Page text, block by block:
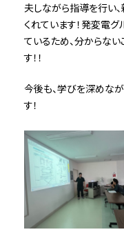
夫しながら指導を行い
くれています！発変電
ているため、分からな
す！！
今後も、学びを深めな
す！